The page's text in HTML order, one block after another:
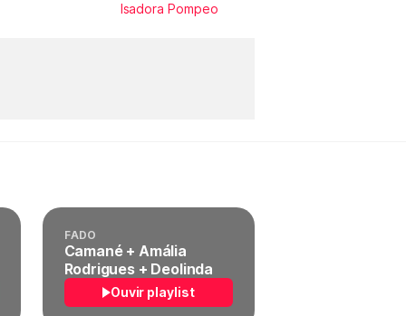
Isadora Pompeo
FADO
Camané + Amália
Rodrigues + Deolinda
Ouvir playlist